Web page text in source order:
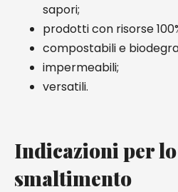
sapori;
prodotti con risorse
compostabili e
impermeabili;
versatili.
Indicazioni per lo
smaltimento